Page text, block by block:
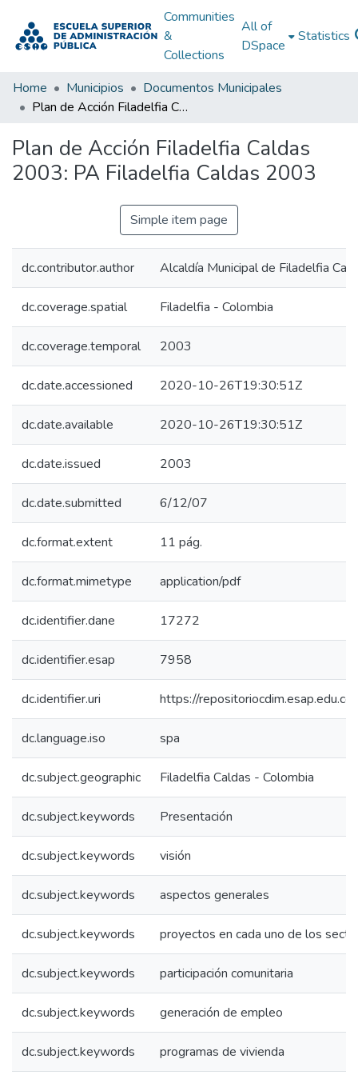
Communities
&
Collections
All of
DSpace
Statistics
Home Municipios
Documentos Municipales
Plan de Acción Filadelfia Caldas 2003: PA Filadelfia Caldas 2003
Plan de Acción Filadelfia Caldas
2003: PA Filadelfia Caldas 2003
Simple item page
dc.contributor.author Alcaldía Municipal de Filadelfia
dc.coverage.spatial Filadelfia - Colombia
dc.coverage.temporal 2003
dc.date.accessioned 2020-10-26T19:30:51Z
dc.date.available 2020-10-26T19:30:51Z
dc.date.issued 2003
dc.date.submitted 6/12/07
dc.format.extent 11 pág.
dc.format.mimetype application/pdf
dc.identifier.dane 17272
dc.identifier.esap 7958
dc.identifier.uri https://
dc.language.iso spa
dc.subject.geographic Filadelfia Caldas - Colombia
dc.subject.keywords Presentación
dc.subject.keywords visión
dc.subject.keywords aspectos generales
dc.subject.keywords proyectos en cada uno de los
dc.subject.keywords participación comunitaria
dc.subject.keywords generación de empleo
dc.subject.keywords programas de vivienda